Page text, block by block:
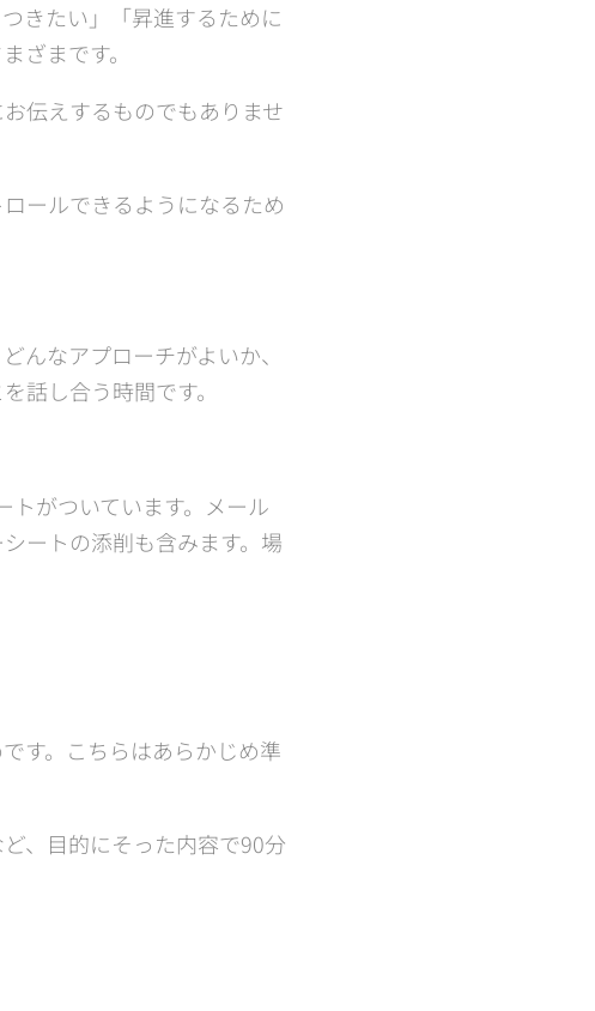
きたい」「昇進するために
ざまです。
伝えするものでもありませ
ールできるようになるため
んなアプローチがよいか、
話し合う時間です。
トがついています。メール
ートの添削も含みます。場
す。こちらはあらかじめ準
、目的にそった内容で90分